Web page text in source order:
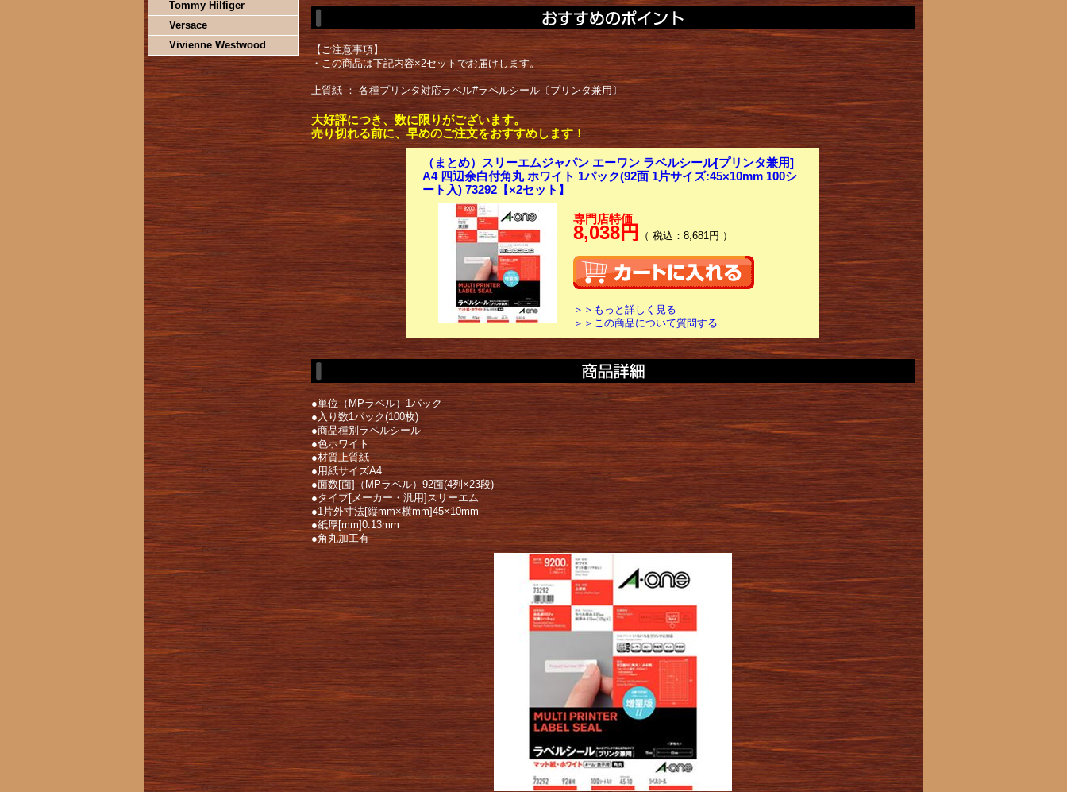
Tommy Hilfiger
Versace
Vivienne Westwood
【ご注意事項】
・この商品は下記内容×2セットでお届けします。
上質紙 ： 各種プリンタ対応ラベル#ラベルシール〔プリンタ兼用〕
大好評につき、数に限りがございます。
売り切れる前に、早めのご注文をおすすめします！
（まとめ）スリーエムジャパン エーワン ラベルシール[プリンタ兼用]
A4 四辺余白付角丸 ホワイト 1パック(92面 1片サイズ:45×10mm 100シ
ート入) 73292【×2セット】
専門店特価
8,038円 （ 税込：8,681円 ）
＞＞もっと詳しく見る
＞＞この商品について質問する
●単位（MPラベル）1パック
●入り数1パック(100枚)
●商品種別ラベルシール
●色ホワイト
●材質上質紙
●用紙サイズA4
●面数[面]（MPラベル）92面(4列×23段)
●タイプ[メーカー・汎用]スリーエム
●1片外寸法[縦mm×横mm]45×10mm
●紙厚[mm]0.13mm
●角丸加工有